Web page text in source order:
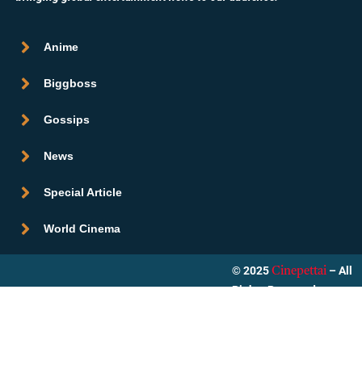
Anime
Biggboss
Gossips
News
Special Article
World Cinema
© 2025 Cinepettai – All
Rights Reserved